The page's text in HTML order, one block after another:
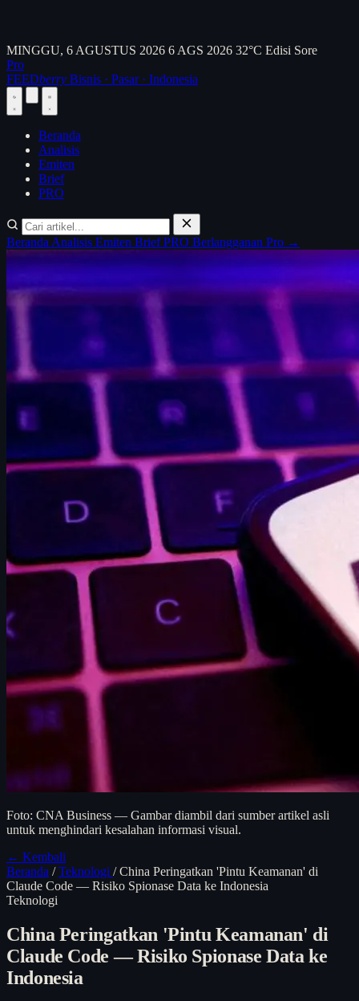
MINGGU, 6 AGUSTUS 2026 6 AGS 2026 32°C Edisi Sore
Pro
FEEDberry Bisnis · Pasar · Indonesia
Beranda
Analisis
Emiten
Brief
PRO
Beranda Analisis Emiten BriefPRO Berlangganan Pro →
Foto: CNA Business — Gambar diambil dari sumber artikel asli
untuk menghindari kesalahan informasi visual.
← Kembali
Beranda / Teknologi / China Peringatkan 'Pintu Keamanan' di
Claude Code — Risiko Spionase Data ke Indonesia
Teknologi
China Peringatkan 'Pintu Keamanan' di
Claude Code — Risiko Spionase Data ke
Indonesia